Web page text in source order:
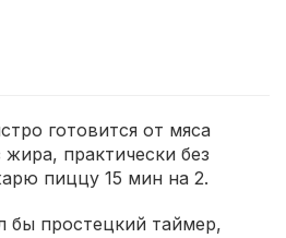
готовится от мяса
практически без
пиццу 15 мин на 2.
бы простецкий таймер,